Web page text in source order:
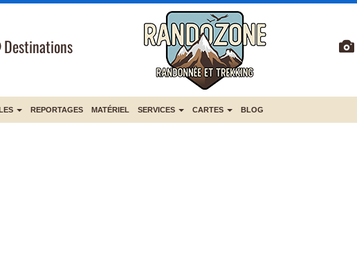
Destinations
REPORTAGES MATÉRIEL SERVICES CARTES BLOG